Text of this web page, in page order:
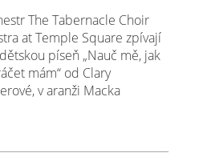
The Tabernacle Choir
at Temple Square zpívají
píseň „Nauč mě, jak
mám“ od Clary
v aranži Macka